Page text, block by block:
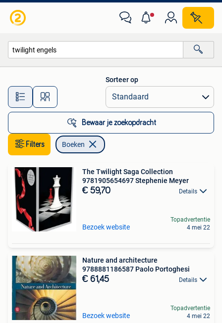
Alle afstanden…
Sorteer op
Bewaar je zoekopdracht
Filters Boeken
The Twilight Saga Collection
9781905654697 Stephenie Meyer
€ 59,70 Details
Bezoek website
Topadvertentie
4 mei 22
Nature and architecture
9788881186587 Paolo Portoghesi
€ 61,45 Details
Bezoek website
Topadvertentie
4 mei 22